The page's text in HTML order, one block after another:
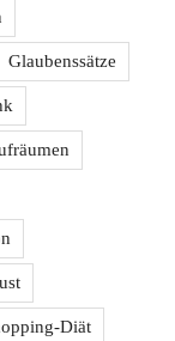
Glaubenssätze
Diät